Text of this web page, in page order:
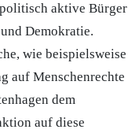
aktive Bürger
Demokratie.
wie beispielsweise
auf Menschenrechte
dem
auf diese